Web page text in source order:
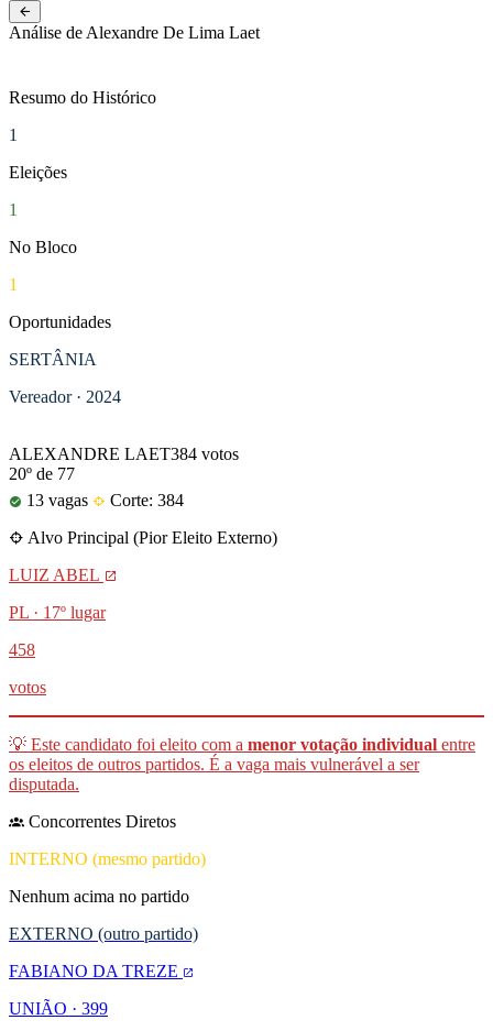
NOVO
Análise de Alexandre De Lima Laet
Resumo do Histórico
1
Eleições
1
No Bloco
1
Oportunidades
SERTÂNIA
Vereador · 2024
ALEXANDRE LAET384 votos
20º de 77
13 vagas
Corte: 384
Alvo Principal (Pior Eleito Externo)
LUIZ ABEL
PL · 17º lugar
458
votos
💡 Este candidato foi eleito com a menor votação individual entre
os eleitos de outros partidos. É a vaga mais vulnerável a ser
disputada.
Concorrentes Diretos
INTERNO (mesmo partido)
Nenhum acima no partido
EXTERNO (outro partido)
FABIANO DA TREZE
UNIÃO · 399